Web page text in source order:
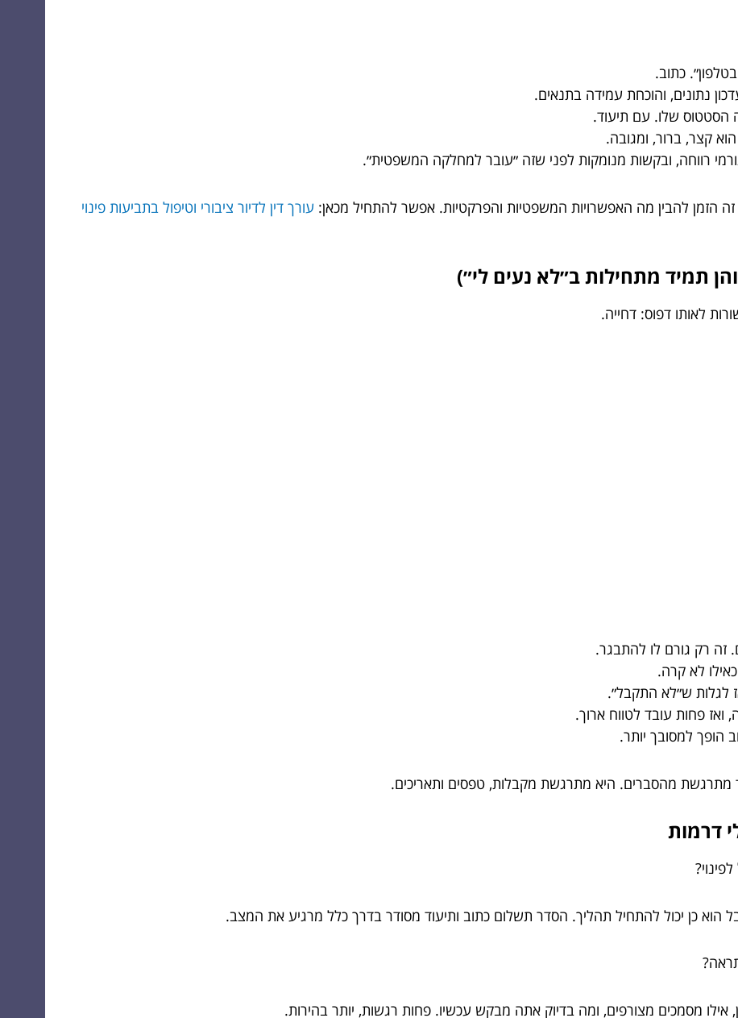
כתוב.
נתונים, והוכחת עמידה בתנאים.
הסטטוס שלו. עם תיעוד.
קצר, ברור, ומגובה.
רווחה, ובקשות מנומקות לפני שזה ״עובר למחלקה המשפטית״.
להבין מה האפשרויות המשפטיות והפרקטיות. אפשר להתחיל מכאן: עורך דין לדיור ציבורי וטיפול בתביעות פינוי
תמיד מתחילות ב״לא נעים לי״)
לאותו דפוס: דחייה.
זה רק גורם לו להתבגר.
לא קרה.
לגלות ש״לא התקבל״.
ואז פחות עובד לטווח ארוך.
הופך למסובך יותר.
מתרגשת מהסברים. היא מתרגשת מקבלות, טפסים ותאריכים.
דרמות
הוא כן יכול להתחיל תהליך. הסדר תשלום כתוב ותיעוד מסודר בדרך כלל מרגיע את המצב.
מסמכים מצורפים, ומה בדיוק אתה מבקש עכשיו. פחות רגשות, יותר בהירות.